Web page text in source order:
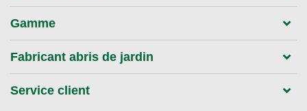
Gamme
Fabricant abris de jardin
Service client